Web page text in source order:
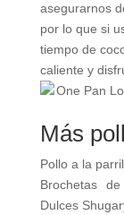
asegurarnos
por lo que si
tiempo de
caliente y
Más
Pollo a la
Brochetas
Dulces